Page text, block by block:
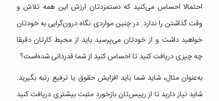
احتمالا احساس می‌کنید که دستمزدتان ارزش این همه تلاش و
وقت گذاشتن را ندارد. در چنین مواردی نگاه درون‌گرایی به خودتان
خواهید داشت و از خودتان می‌پرسید باید از محیط کارتان دقیقا
چه چیزی دریافت کنید تا احساس کنید از شما قدردانی شده‌است؟
به‌عنوان مثال، شاید شما باید افزایش حقوق یا ترفیع رتبه بگیرید.
شاید نیاز دارید تا از رییس‌تان بازخورد مثبت بیشتری دریافت کنید